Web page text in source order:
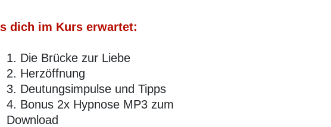
dich im Kurs erwartet:
1. Die Brücke zur Liebe
2. Herzöffnung
3. Deutungsimpulse und Tipps
4. Bonus 2x Hypnose MP3 zum
Download